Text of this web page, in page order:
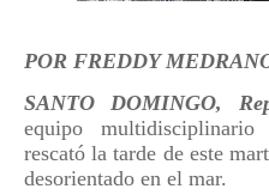
POR FREDDY
SANTO DOMINGO,
equipo
rescató la tarde de este
desorientado en el mar.